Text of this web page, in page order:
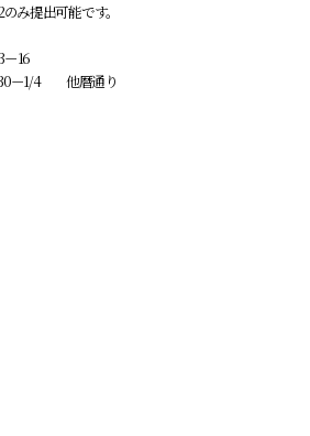
み提出可能です。
16
1/4 他暦通り